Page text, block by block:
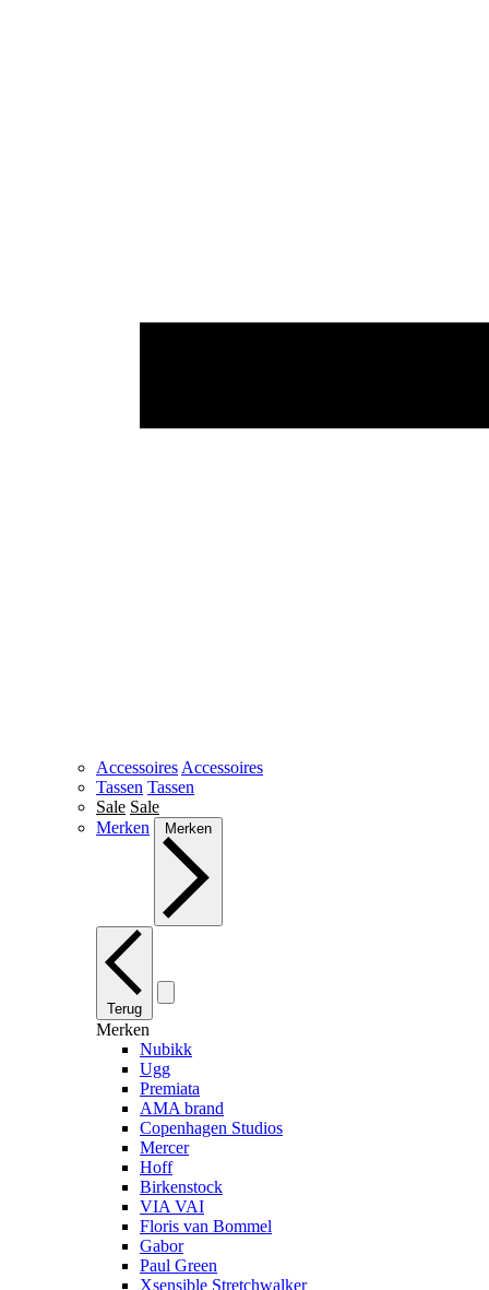
Accessoires Accessoires
Tassen Tassen
Sale Sale
Merken
Merken
Terug
Merken
Nubikk
Ugg
Premiata
AMA brand
Copenhagen Studios
Mercer
Hoff
Birkenstock
VIA VAI
Floris van Bommel
Gabor
Paul Green
Xsensible Stretchwalker